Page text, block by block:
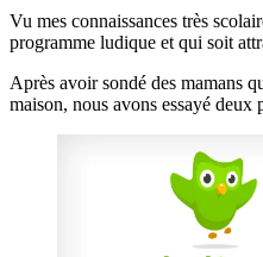
Vu mes connaissances très
programme ludique et qui soit
Après avoir sondé des mamans
maison, nous avons essayé deux